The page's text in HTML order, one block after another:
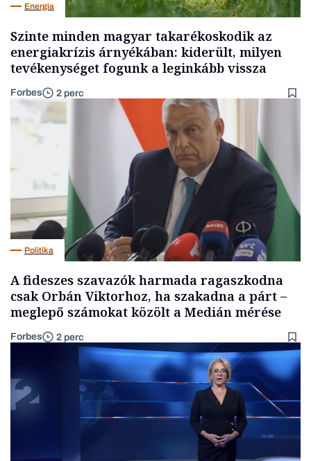
Energia
Szinte minden magyar takarékoskodik az
energiakrízis árnyékában: kiderült, milyen
tevékenységet fogunk a leginkább vissza
Forbes 2 perc
Politika
A fideszes szavazók harmada ragaszkodna
csak Orbán Viktorhoz, ha szakadna a párt –
meglepő számokat közölt a Medián mérése
Forbes 2 perc